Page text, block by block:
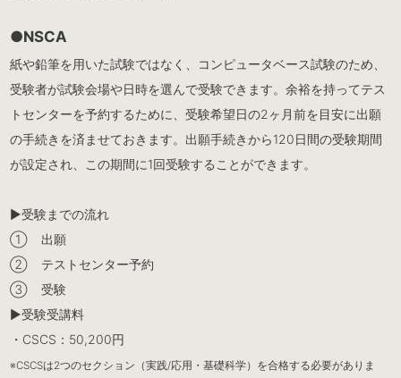
●NSCA
紙や鉛筆を用いた試験ではなく、コンピュータベース試験のため、
受験者が試験会場や日時を選んで受験できます。余裕を持ってテス
トセンターを予約するために、受験希望日の2ヶ月前を目安に出願
の手続きを済ませておきます。出願手続きから120日間の受験期間
が設定され、この期間に1回受験することができます。
▶︎受験までの流れ
① 出願
② テストセンター予約
③ 受験
▶︎受験受講料
・CSCS：50,200円
※CSCSは2つのセクション（実践/応用・基礎科学）を合格する必要がありま